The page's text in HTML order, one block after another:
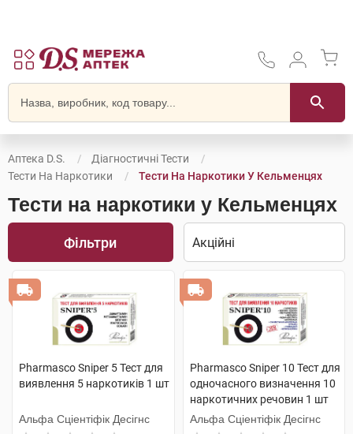
Аптека D.S.
Діагностичні Тести
Тести На Наркотики
Тести На Наркотики У Кельменцях
Тести на наркотики у Кельменцях
Фільтри
Pharmasco Sniper 5 Тест для
виявлення 5 наркотиків 1 шт
Альфа Сціентіфік Десігнс
Pharmasco Sniper 10 Тест для
одночасного визначення 10
наркотичних речовин 1 шт
Альфа Сціентіфік Десігнс